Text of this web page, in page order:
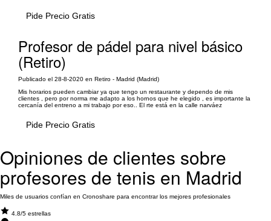
Pide Precio Gratis
Profesor de pádel para nivel básico
(Retiro)
Publicado el 28-8-2020 en Retiro - Madrid (Madrid)
Mis horarios pueden cambiar ya que tengo un restaurante y dependo de mis
clientes , pero por norma me adapto a los hornos que he elegido , es importante la
cercanía del entreno a mi trabajo por eso.. El rte está en la calle narváez
Pide Precio Gratis
Opiniones de clientes sobre
profesores de tenis en Madrid
Miles de usuarios confían en Cronoshare para encontrar los mejores profesionales
4.8/5 estrellas